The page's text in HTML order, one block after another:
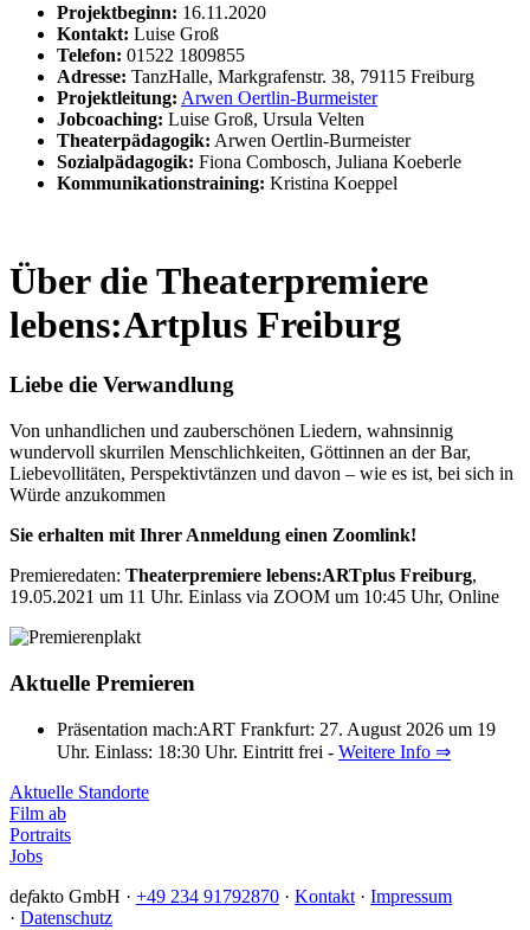
Projektbeginn: 16.11.2020
Kontakt: Luise Groß
Telefon: 01522 1809855
Adresse: TanzHalle, Markgrafenstr. 38, 79115 Freiburg
Projektleitung: Arwen Oertlin-Burmeister
Jobcoaching: Luise Groß, Ursula Velten
Theaterpädagogik: Arwen Oertlin-Burmeister
Sozialpädagogik: Fiona Combosch, Juliana Koeberle
Kommunikationstraining: Kristina Koeppel
Über die Theaterpremiere
lebens:Artplus Freiburg
Liebe die Verwandlung
Von unhandlichen und zauberschönen Liedern, wahnsinnig
wundervoll skurrilen Menschlichkeiten, Göttinnen an der Bar,
Liebevollitäten, Perspektivtänzen und davon – wie es ist, bei sich in
Würde anzukommen
Sie erhalten mit Ihrer Anmeldung einen Zoomlink!
Premieredaten: Theaterpremiere lebens:ARTplus Freiburg,
19.05.2021 um 11 Uhr. Einlass via ZOOM um 10:45 Uhr, Online
Aktuelle Premieren
Präsentation mach:ART Frankfurt: 27. August 2026 um 19
Uhr. Einlass: 18:30 Uhr. Eintritt frei - Weitere Info ⇒
Aktuelle Standorte
Film ab
Portraits
Jobs
defakto GmbH · +49 234 91792870 · Kontakt · Impressum
· Datenschutz